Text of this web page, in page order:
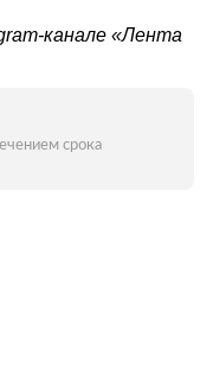
канале «Лента
срока